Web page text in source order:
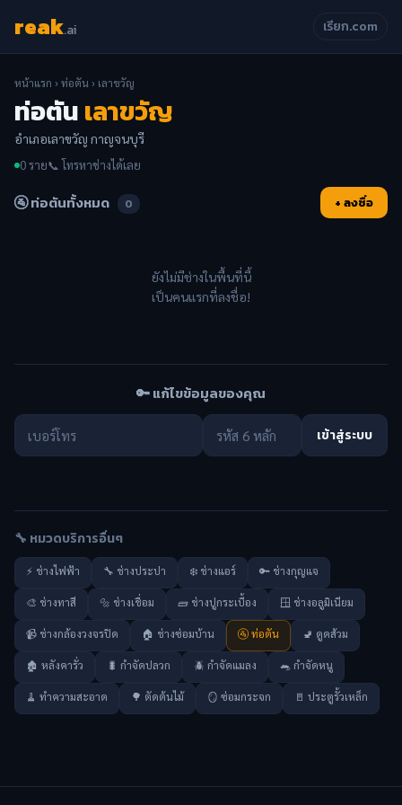
reak.ai เรียก.com
หน้าแรก ›ท่อตัน› เลาขวัญ
ท่อตันเลาขวัญ
อำเภอเลาขวัญ กาญจนบุรี
0 ราย📞 โทรหาช่างได้เลย
🚰 ท่อตันทั้งหมด 0 + ลงชื่อ
ยังไม่มีช่างในพื้นที่นี้
เป็นคนแรกที่ลงชื่อ!
🔑 แก้ไขข้อมูลของคุณ
เข้าสู่ระบบ
🔧 หมวดบริการอื่นๆ
⚡ ช่างไฟฟ้า 🔧 ช่างประปา ❄️ ช่างแอร์ 🔑 ช่างกุญแจ
🎨 ช่างทาสี 🔩 ช่างเชื่อม 🧱 ช่างปูกระเบื้อง 🪟 ช่างอลูมิเนียม
📹 ช่างกล้องวงจรปิด 🏠 ช่างซ่อมบ้าน 🚰 ท่อตัน 🚽 ดูดส้วม
🏚️ หลังคารั่ว 🐛 กำจัดปลวก 🪲 กำจัดแมลง 🐀 กำจัดหนู
🧹 ทำความสะอาด 🌳 ตัดต้นไม้ 🪞 ซ่อมกระจก 🚪 ประตูรั้วเหล็ก